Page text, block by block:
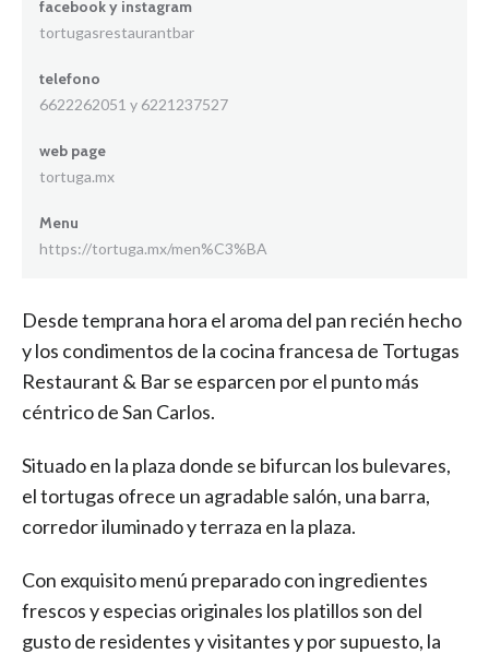
facebook y instagram
tortugasrestaurantbar
telefono
6622262051 y 6221237527
web page
tortuga.mx
Menu
https://tortuga.mx/men%C3%BA
Desde temprana hora el aroma del pan recién hecho
y los condimentos de la cocina francesa de Tortugas
Restaurant & Bar se esparcen por el punto más
céntrico de San Carlos.
Situado en la plaza donde se bifurcan los bulevares,
el tortugas ofrece un agradable salón, una barra,
corredor iluminado y terraza en la plaza.
Con exquisito menú preparado con ingredientes
frescos y especias originales los platillos son del
gusto de residentes y visitantes y por supuesto, la